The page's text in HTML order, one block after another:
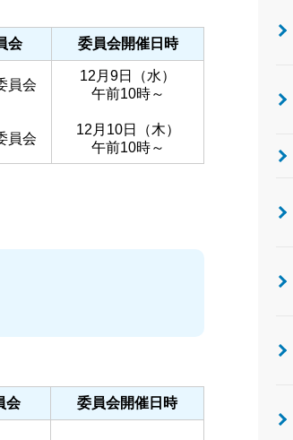
会 委員会開催日時
員会
員会
12月9日（水）
午前10時～
12月10日（木）
午前10時～
会 委員会開催日時